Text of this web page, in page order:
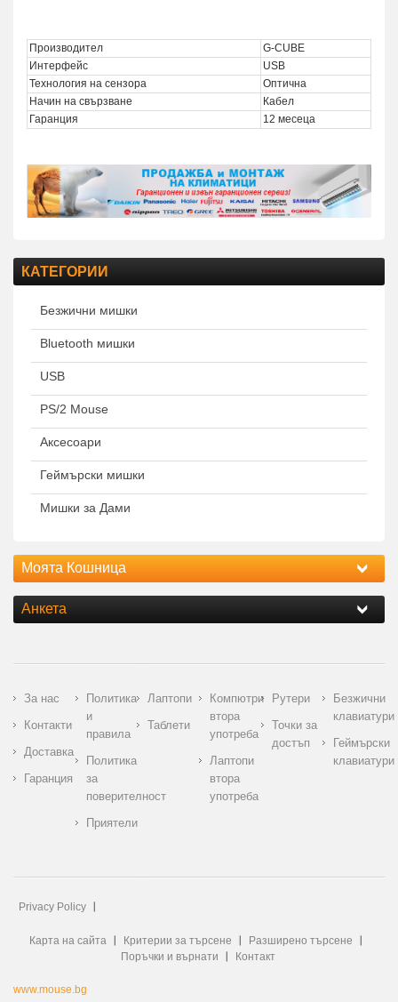
Производител
G-CUBE
Интерфейс
USB
Технология на сензора
Оптична
Начин на свързване
Кабел
Гаранция
12 месеца
КАТЕГОРИИ
Безжични мишки
Bluetooth мишки
USB
PS/2 Mouse
Аксесоари
Геймърски мишки
Мишки за Дами
Моята Кошница
Анкета
За нас
Контакти
Доставка
Гаранция
Политика
и
правила
Политика
за
поверителност
Приятели
Лаптопи
Таблети
Компютри
втора
употреба
Лаптопи
втора
употреба
Рутери
Точки за
достъп
Безжични
клавиатури
Геймърски
клавиатури
Privacy Policy
Карта на сайта Критерии за търсене
Разширено търсене
Поръчки и върнати
Контакт
www.mouse.bg